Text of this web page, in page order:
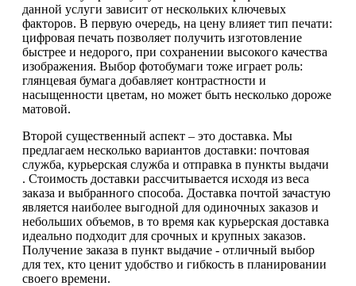
данной услуги зависит от нескольких ключевых
факторов. В первую очередь, на цену влияет тип печати:
цифровая печать позволяет получить изготовление
быстрее и недорого, при сохранении высокого качества
изображения. Выбор фотобумаги тоже играет роль:
глянцевая бумага добавляет контрастности и
насыщенности цветам, но может быть несколько дороже
матовой.
Второй существенный аспект – это доставка. Мы
предлагаем несколько вариантов доставки: почтовая
служба, курьерская служба и отправка в пункты выдачи
. Стоимость доставки рассчитывается исходя из веса
заказа и выбранного способа. Доставка почтой зачастую
является наиболее выгодной для одиночных заказов и
небольших объемов, в то время как курьерская доставка
идеально подходит для срочных и крупных заказов.
Получение заказа в пункт выдачие - отличный выбор
для тех, кто ценит удобство и гибкость в планировании
своего времени.